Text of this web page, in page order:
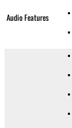
Audio Features